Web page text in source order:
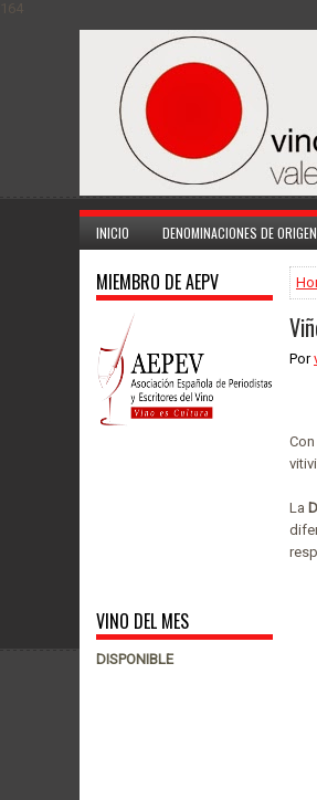
164
INICIO DENOMINACIONES DE ORIGEN
MIEMBRO DE AEPV
VINO DEL MES
DISPONIBLE
Por
La